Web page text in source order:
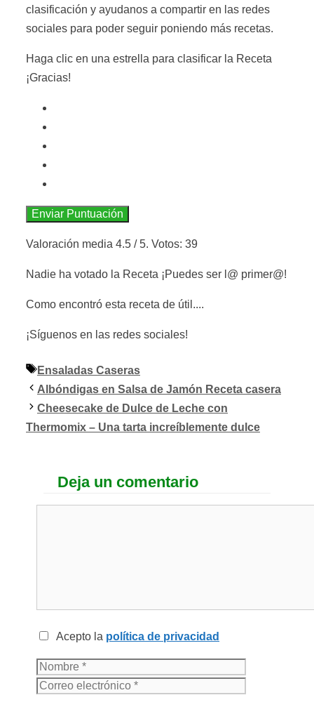
clasificación y ayudanos a compartir en las redes
sociales para poder seguir poniendo más recetas.
Haga clic en una estrella para clasificar la Receta
¡Gracias!
Enviar Puntuación
Valoración media 4.5 / 5. Votos: 39
Nadie ha votado la Receta ¡Puedes ser l@ primer@!
Como encontró esta receta de útil....
¡Síguenos en las redes sociales!
Etiquetas
Ensaladas Caseras
Albóndigas en Salsa de Jamón Receta casera
Cheesecake de Dulce de Leche con
Thermomix – Una tarta increíblemente dulce
Deja un comentario
Acepto la política de privacidad